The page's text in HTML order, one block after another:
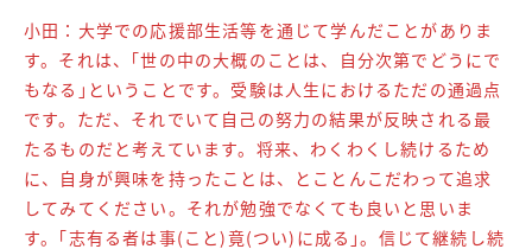
小田：大学での応援部生活等を通じて学んだことがありま
す。それは、｢世の中の大概のことは、自分次第でどうにで
もなる｣ということです。受験は人生におけるただの通過点
です。ただ、それでいて自己の努力の結果が反映される最
たるものだと考えています。将来、わくわくし続けるため
に、自身が興味を持ったことは、とことんこだわって追求
してみてください。それが勉強でなくても良いと思いま
す。｢志有る者は事(こと)竟(つい)に成る｣。信じて継続し続